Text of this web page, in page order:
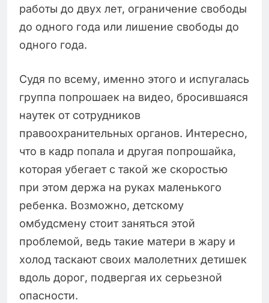
работы до двух лет, ограничение свободы
до одного года или лишение свободы до
одного года.
Судя по всему, именно этого и испугалась
группа попрошаек на видео, бросившаяся
наутек от сотрудников
правоохранительных органов. Интересно,
что в кадр попала и другая попрошайка,
которая убегает с такой же скоростью
при этом держа на руках маленького
ребенка. Возможно, детскому
омбудсмену стоит заняться этой
проблемой, ведь такие матери в жару и
холод таскают своих малолетних детишек
вдоль дорог, подвергая их серьезной
опасности.